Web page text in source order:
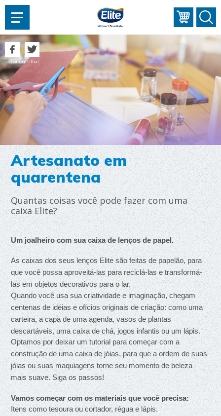
Artesanato em
quarentena
Quantas coisas você pode fazer com uma
caixa Elite?
Compartilhar
Um joalheiro com sua caixa de lenços de papel.
As caixas dos seus lenços Elite são feitas de papelão, para
que você possa aproveitá-las para reciclá-las e transformá-
las em objetos decorativos para o lar.
Quando você usa sua criatividade e imaginação, chegam
centenas de idéias e ofícios originais de criação: como uma
carteira, a capa de uma agenda, vasos de plantas
descartáveis, uma caixa de chá, jogos infantis ou um lápis.
Optamos por deixar um tutorial para começar com a
construção de uma caixa de jóias, para que a ordem de suas
jóias ou suas maquiagens torne seu momento de beleza
mais suave. Siga os passos!
Vamos começar com os materiais que você precisa:
Itens como tesoura ou cortador, régua e lápis.